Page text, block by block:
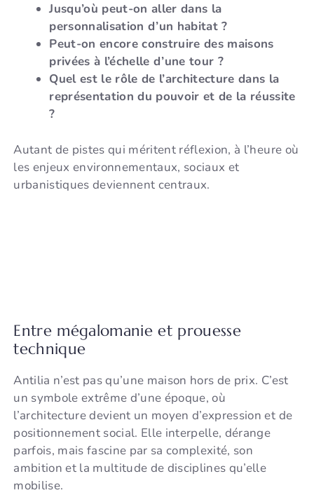
Jusqu’où peut-on aller dans la
personnalisation d’un habitat ?
Peut-on encore construire des maisons
privées à l’échelle d’une tour ?
Quel est le rôle de l’architecture dans la
représentation du pouvoir et de la réussite
?
Autant de pistes qui méritent réflexion, à l’heure où
les enjeux environnementaux, sociaux et
urbanistiques deviennent centraux.
Entre mégalomanie et prouesse
technique
Antilia n’est pas qu’une maison hors de prix. C’est
un symbole extrême d’une époque, où
l’architecture devient un moyen d’expression et de
positionnement social. Elle interpelle, dérange
parfois, mais fascine par sa complexité, son
ambition et la multitude de disciplines qu’elle
mobilise.